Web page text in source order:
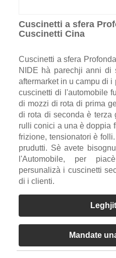
Cuscinetti a sfera
Cuscinetti Cina
Cuscinetti a sfera
NIDE hà parechji anni di
aftermarket in u campu di
cuscinetti di l'automobile
di mozzi di rota di prima
di rota di seconda è terza
rulli conici a una è doppia
frizione, tensionatori è
prudutti. Sè avete
l'Automobile, per
persunalizà i cuscinetti
di i clienti.
Mandate